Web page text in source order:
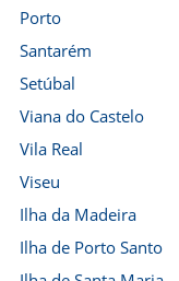
Porto
Santarém
Setúbal
Viana do Castelo
Vila Real
Viseu
Ilha da Madeira
Ilha de Porto Santo